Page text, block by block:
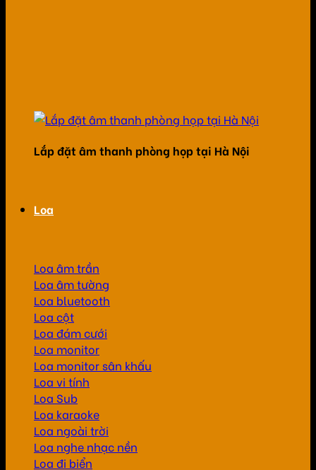
Lắp đặt âm thanh phòng họp tại Hà Nội
Loa
Loa âm trần
Loa âm tường
Loa bluetooth
Loa cột
Loa đám cưới
Loa monitor
Loa monitor sân khấu
Loa vi tính
Loa Sub
Loa karaoke
Loa ngoài trời
Loa nghe nhạc nền
Loa đi biển